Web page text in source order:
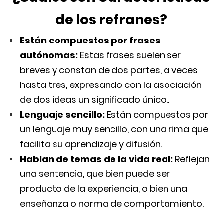
de los refranes?
Están compuestos por frases
autónomas: Estas frases suelen ser
breves y constan de dos partes, a veces
hasta tres, expresando con la asociación
de dos ideas un significado único..
Lenguaje sencillo: Están compuestos por
un lenguaje muy sencillo, con una rima que
facilita su aprendizaje y difusión.
Hablan de temas de la vida real: Reflejan
una sentencia, que bien puede ser
producto de la experiencia, o bien una
enseñanza o norma de comportamiento.